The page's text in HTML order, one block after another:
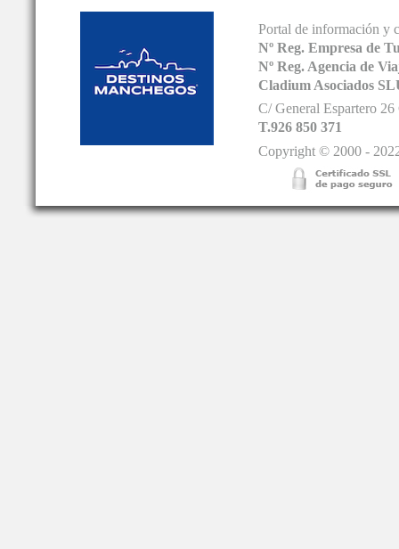
Portal de información y
Nº Reg. Empresa de
Nº Reg. Agencia de
Cladium Asociados
C/ General Espartero
T.926 850 371
Copyright © 2000 -